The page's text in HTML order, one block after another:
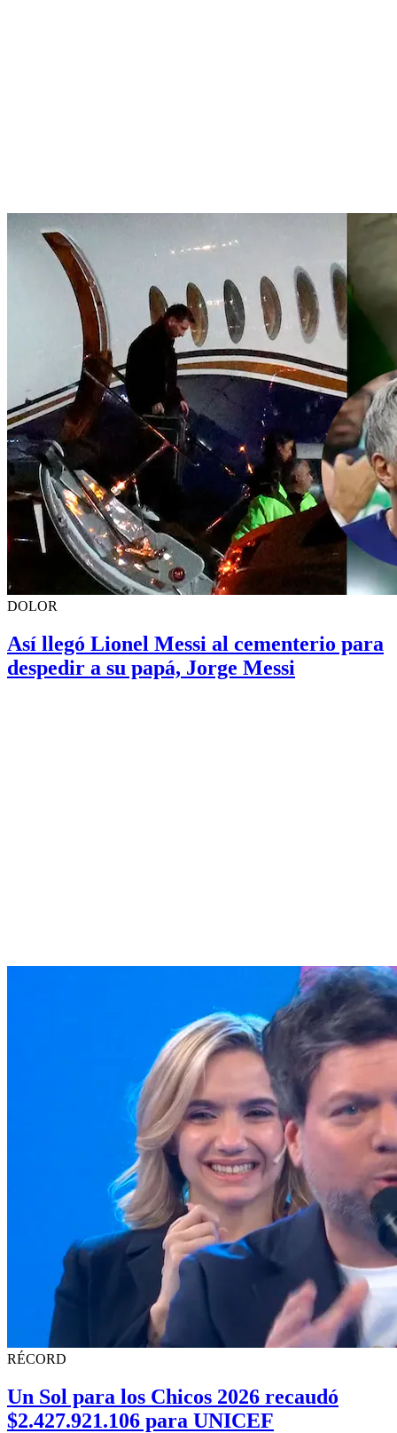
DOLOR
Así llegó Lionel Messi al cementerio para
despedir a su papá, Jorge Messi
RÉCORD
Un Sol para los Chicos 2026 recaudó
$2.427.921.106 para UNICEF